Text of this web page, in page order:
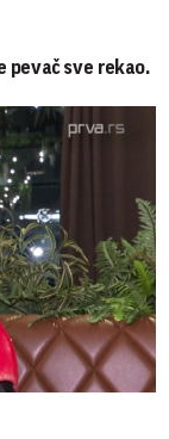
pevač sve rekao.